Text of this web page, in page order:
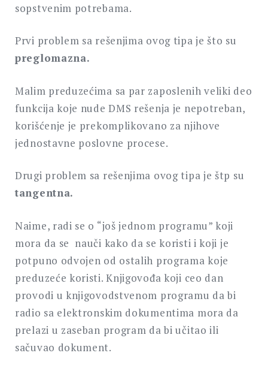
sopstvenim potrebama.
Prvi problem sa rešenjima ovog tipa je što su
preglomazna.
Malim preduzećima sa par zaposlenih veliki deo
funkcija koje nude DMS rešenja je nepotreban,
korišćenje je prekomplikovano za njihove
jednostavne poslovne procese.
Drugi problem sa rešenjima ovog tipa je štp su
tangentna.
Naime, radi se o “još jednom programu” koji
mora da se nauči kako da se koristi i koji je
potpuno odvojen od ostalih programa koje
preduzeće koristi. Knjigovođa koji ceo dan
provodi u knjigovodstvenom programu da bi
radio sa elektronskim dokumentima mora da
prelazi u zaseban program da bi učitao ili
sačuvao dokument.